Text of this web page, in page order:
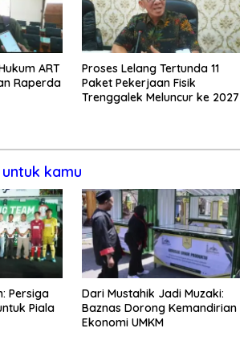
ART
Raperda
Proses Lelang Tertunda 11
Paket Pekerjaan Fisik
Trenggalek Meluncur ke 2027
kamu
Persiga
Piala
Dari Mustahik Jadi Muzaki:
Baznas Dorong Kemandirian
Ekonomi UMKM